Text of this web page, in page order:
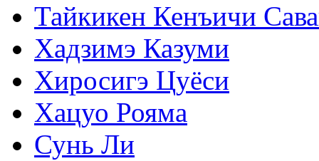
Тайкикен Кенъичи
Хадзимэ Казуми
Хиросигэ Цуёси
Хацуо Рояма
Сунь Ли